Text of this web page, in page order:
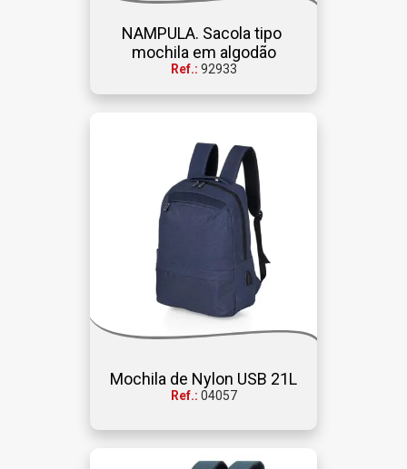
NAMPULA. Sacola tipo
mochila em algodão
Ref.: 92933
Mochila de Nylon USB 21L
Ref.: 04057